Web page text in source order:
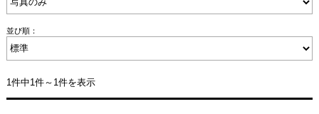
並び順：
1件中1件～1件を表示